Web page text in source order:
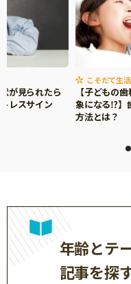
が見られたら
レスサイン
こそだて生活
【子どもの
象になる⁉】
方法とは？
年齢とテ
記事を探